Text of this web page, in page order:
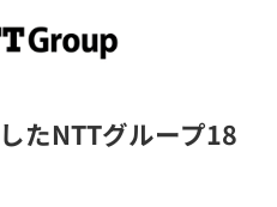
たNTTグループ18